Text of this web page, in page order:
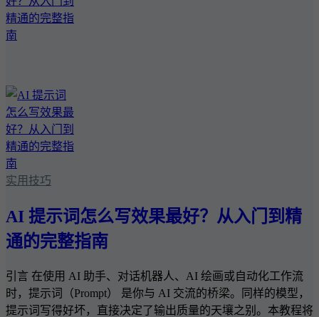
实用技巧
AI 提示词怎么写效果最好？从入门到精
通的完整指南
引言 在使用 AI 助手、对话机器人、AI 绘画或自动化工作流
时，提示词（Prompt） 是你与 AI 交流的桥梁。同样的模型，
提示词写得好坏，直接决定了输出质量的天壤之别。本教程将